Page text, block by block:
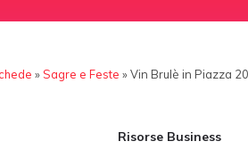
»Sagre e Feste »Vin Brulè in Piazza
Risorse Business